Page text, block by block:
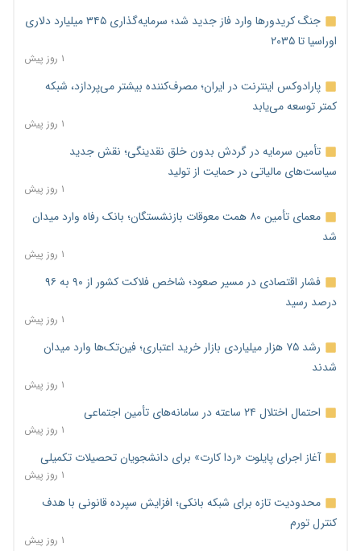
جنگ کریدورها وارد فاز جدید شد؛ سرمایه‌گذاری ۳۴۵ میلیارد دلاری
اوراسیا تا ۲۰۳۵
۱ روز پیش
پارادوکس اینترنت در ایران؛ مصرف‌کننده بیشتر می‌پردازد، شبکه
کمتر توسعه می‌یابد
۱ روز پیش
تأمین سرمایه در گردش بدون خلق نقدینگی؛ نقش جدید
سیاست‌های مالیاتی در حمایت از تولید
۱ روز پیش
معمای تأمین ۸۰ همت معوقات بازنشستگان؛ بانک رفاه وارد میدان
شد
۱ روز پیش
فشار اقتصادی در مسیر صعود؛ شاخص فلاکت کشور از ۹۰ به ۹۶
درصد رسید
۱ روز پیش
رشد ۷۵ هزار میلیاردی بازار خرید اعتباری؛ فین‌تک‌ها وارد میدان
شدند
۱ روز پیش
احتمال اختلال ۲۴ ساعته در سامانه‌های تأمین اجتماعی
۱ روز پیش
آغاز اجرای پایلوت «ردا کارت» برای دانشجویان تحصیلات تکمیلی
۱ روز پیش
محدودیت تازه برای شبکه بانکی؛ افزایش سپرده قانونی با هدف
کنترل تورم
۱ روز پیش